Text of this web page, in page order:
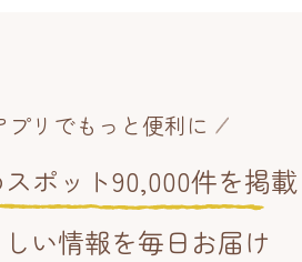
プリでもっと便利に
ポット90,000件を掲載
い情報を毎日お届け